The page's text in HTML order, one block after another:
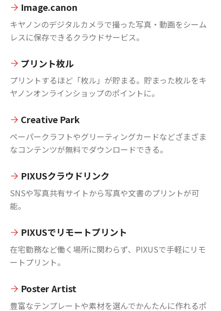
Image.canon
キヤノンのデジタルカメラで撮った写真・動画をシーム
レスに保存できるクラウドサービス。
プリント枚ル
プリントするほど「枚ル」が貯まる。貯まった枚ルをキ
ヤノンオンラインショップのポイントに。
Creative Park
ペーパークラフトやグリーティングカードなどざまざま
なコンテンツが無料でダウンロードできる。
PIXUSクラウドリンク
SNSや写真共有サイトから写真や文書のプリントが可
能。
PIXUSでリモートプリント
在宅勤務など働く場所に関わらず、PIXUSで手軽にリモ
ートプリント。
Poster Artist
豊富なテンプレートや素材を選んでかんたんに作れるポ